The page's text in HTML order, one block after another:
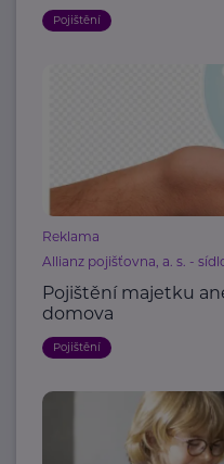
Pojištění
Reklama
Allianz pojišťovna, a. s. -
Pojištění majetku
domova
Pojištění